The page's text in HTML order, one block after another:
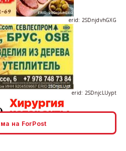
erid: 2SDnjcrDNw6
на ForPost